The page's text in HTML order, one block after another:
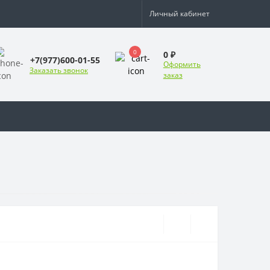
Личный кабинет
+7(977)600-01-55
Заказать звонок
0 0 ₽
Оформить
заказ